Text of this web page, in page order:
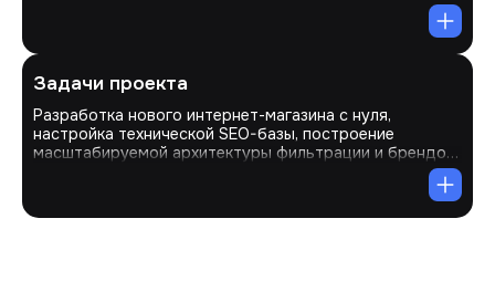
Задачи проекта
Разработка нового интернет-магазина с нуля,
настройка технической SEO-базы, построение
масштабируемой архитектуры фильтрации и брендов,
пользовательского интерфейса и аналитики, запуск